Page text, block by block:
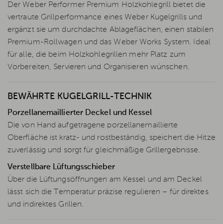
Der Weber Performer Premium Holzkohlegrill bietet die
vertraute Grillperformance eines Weber Kugelgrills und
ergänzt sie um durchdachte Ablageflächen, einen stabilen
Premium-Rollwagen und das Weber Works System. Ideal
für alle, die beim Holzkohlegrillen mehr Platz zum
Vorbereiten, Servieren und Organisieren wünschen.
BEWÄHRTE KUGELGRILL-TECHNIK
Porzellanemaillierter Deckel und Kessel
Die von Hand aufgetragene porzellanemaillierte
Oberfläche ist kratz- und rostbeständig, speichert die Hitze
zuverlässig und sorgt für gleichmäßige Grillergebnisse.
Verstellbare Lüftungsschieber
Über die Lüftungsöffnungen am Kessel und am Deckel
lässt sich die Temperatur präzise regulieren – für direktes
und indirektes Grillen.